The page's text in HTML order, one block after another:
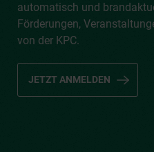
automatisch und
Förderungen,
von der KPC.
JETZT ANMELDEN